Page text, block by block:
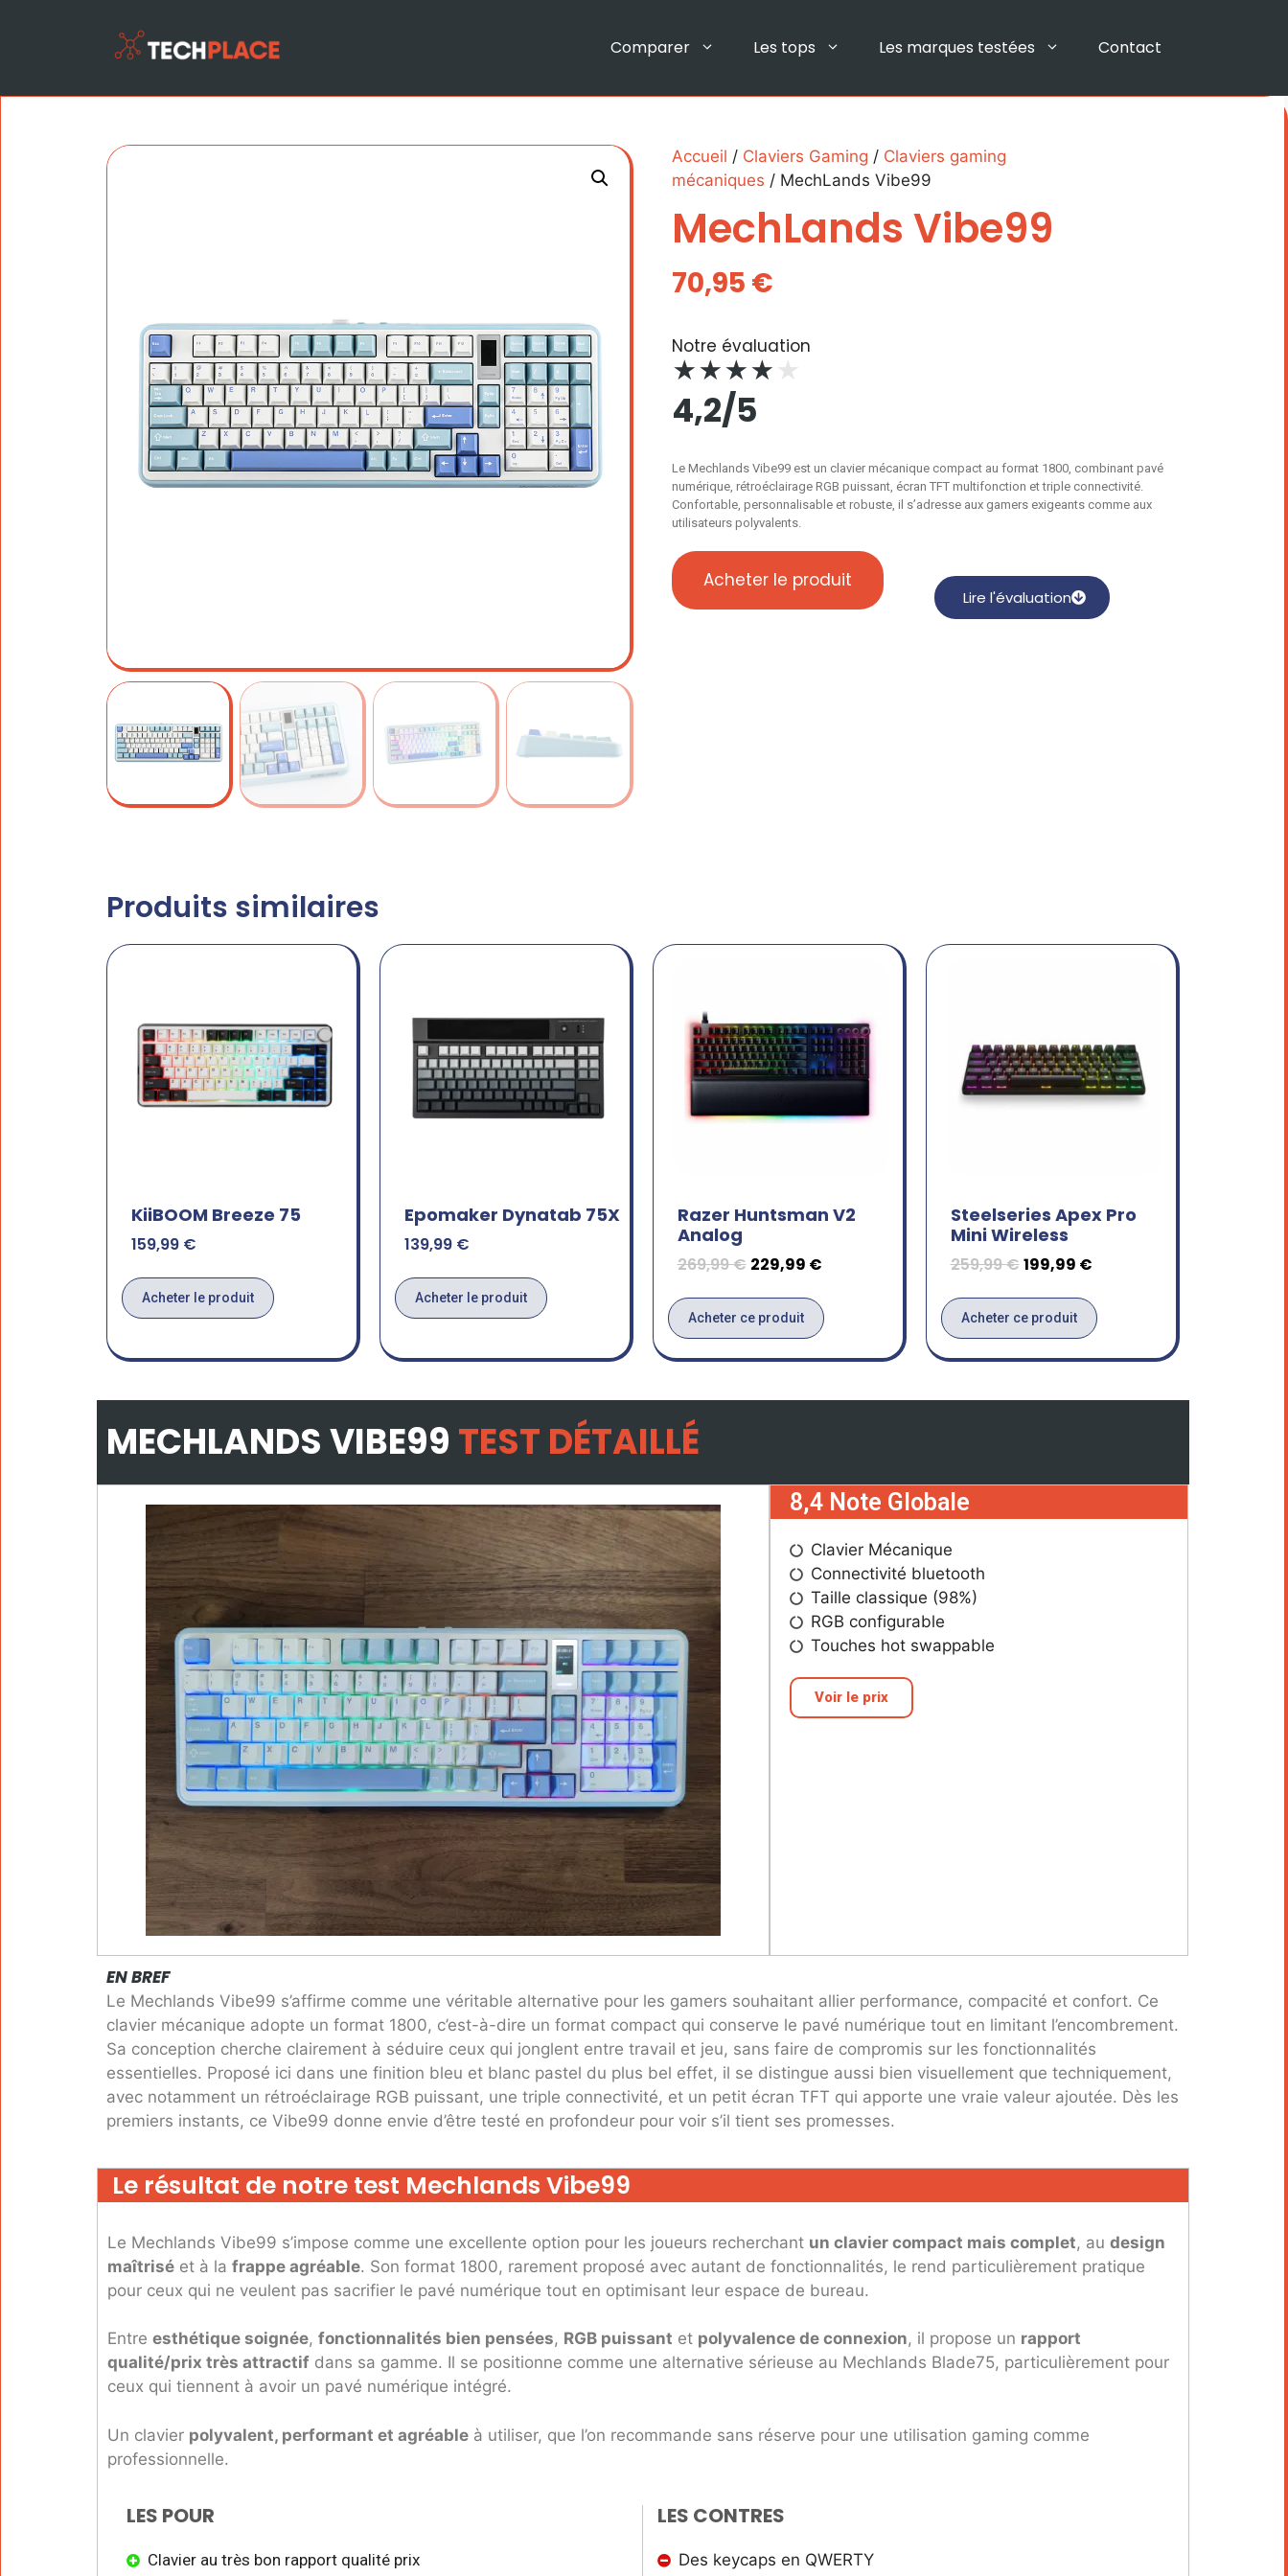
Comparer Les tops Les marques testées Contact
Accueil / Claviers Gaming / Claviers gaming
mécaniques / MechLands Vibe99
MechLands Vibe99
70,95 €
Notre évaluation
★★★★ ★
4,2/5
Le Mechlands Vibe99 est un clavier mécanique compact au format 1800, combinant pavé
numérique, rétroéclairage RGB puissant, écran TFT multifonction et triple connectivité.
Confortable, personnalisable et robuste, il s’adresse aux gamers exigeants comme aux
utilisateurs polyvalents.
Acheter le produit
Lire l'évaluation
Produits similaires
KiiBOOM Breeze 75
159,99 €
Acheter le produit
Epomaker Dynatab 75X
139,99 €
Acheter le produit
Razer Huntsman V2
Analog
269,99€ 229,99 €
Acheter ce produit
Steelseries Apex Pro
Mini Wireless
259,99€199,99 €
Acheter ce produit
MECHLANDS VIBE99 TEST DÉTAILLÉ
8,4 Note Globale
Clavier Mécanique
Connectivité bluetooth
Taille classique (98%)
RGB configurable
Touches hot swappable
Voir le prix
EN BREF
Le Mechlands Vibe99 s’affirme comme une véritable alternative pour les gamers souhaitant allier performance, compacité et confort. Ce
clavier mécanique adopte un format 1800, c’est-à-dire un format compact qui conserve le pavé numérique tout en limitant l’encombrement.
Sa conception cherche clairement à séduire ceux qui jonglent entre travail et jeu, sans faire de compromis sur les fonctionnalités
essentielles. Proposé ici dans une finition bleu et blanc pastel du plus bel effet, il se distingue aussi bien visuellement que techniquement,
avec notamment un rétroéclairage RGB puissant, une triple connectivité, et un petit écran TFT qui apporte une vraie valeur ajoutée. Dès les
premiers instants, ce Vibe99 donne envie d’être testé en profondeur pour voir s’il tient ses promesses.
Le résultat de notre test Mechlands Vibe99
Le Mechlands Vibe99 s’impose comme une excellente option pour les joueurs recherchant un clavier compact mais complet, au design
maîtriséet à la frappe agréable. Son format 1800, rarement proposé avec autant de fonctionnalités, le rend particulièrement pratique
pour ceux qui ne veulent pas sacrifier le pavé numérique tout en optimisant leur espace de bureau.
Entre esthétique soignée, fonctionnalités bien pensées, RGB puissant et polyvalence de connexion, il propose un rapport
qualité/prix très attractifdans sa gamme. Il se positionne comme une alternative sérieuse au Mechlands Blade75, particulièrement pour
ceux qui tiennent à avoir un pavé numérique intégré.
Un clavier polyvalent, performant et agréableà utiliser, que l’on recommande sans réserve pour une utilisation gaming comme
professionnelle.
LES POUR
Clavier au très bon rapport qualité prix
LES CONTRES
Des keycaps en QWERTY